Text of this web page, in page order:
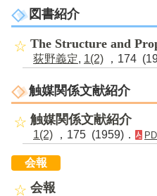
図書紹介
The Structure and
荻野義定, 1(2) ，174
触媒関係文献紹介
触媒関係文献紹介
1(2) ，175 (1959)．
会報
会報